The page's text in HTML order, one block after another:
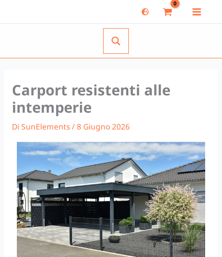
al
Carport resistenti alle
intemperie
Di SunElements/8 Giugno 2026